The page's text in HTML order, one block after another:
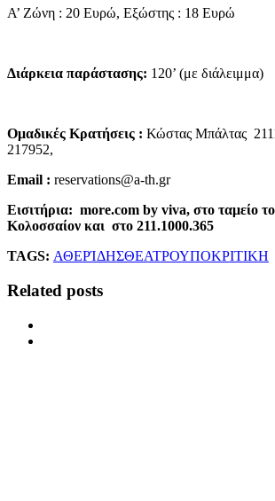
Α’ Ζώνη : 20 Ευρώ, Εξώστης : 18 Ευρώ
Διάρκεια παράστασης: 120’ (με διάλειμμα)
Ομαδικές Κρατήσεις : Κώστας Μπάλτας
217952,
Email : reservations@a-th.gr
Εισιτήρια: more.com by viva, στο ταμείο
Κολοσσαίον και στο 211.1000.365
TAGS: ΑΘΕΡΊΔΗΣΘΕΑΤΡΟΥΠΟΚΡΙΤΙΚΗ
Related posts